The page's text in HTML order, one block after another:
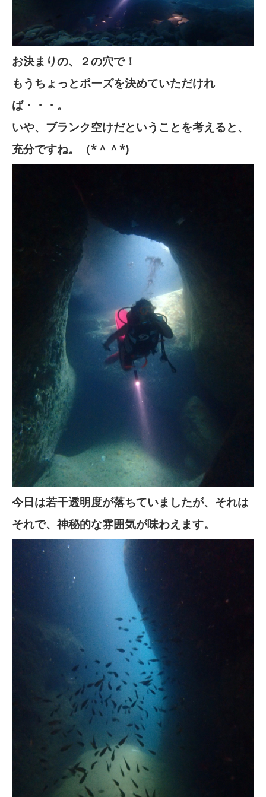
お決まりの、２の穴で！
もうちょっとポーズを決めていただけれ
ば・・・。
いや、ブランク空けだということを考えると、
充分ですね。（*＾＾*)
今日は若干透明度が落ちていましたが、それは
それで、神秘的な雰囲気が味わえます。